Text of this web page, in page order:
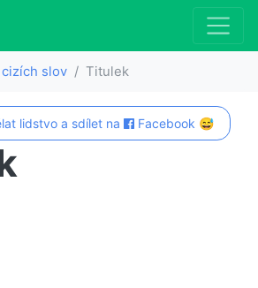
slov Titulek
lidstvo a sdílet na Facebook 😅